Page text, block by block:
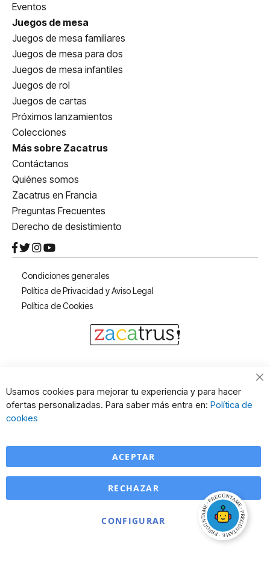
Eventos
Juegos de mesa
Juegos de mesa familiares
Juegos de mesa para dos
Juegos de mesa infantiles
Juegos de rol
Juegos de cartas
Próximos lanzamientos
Colecciones
Más sobre Zacatrus
Contáctanos
Quiénes somos
Zacatrus en Francia
Preguntas Frecuentes
Derecho de desistimiento
Condiciones generales
Política de Privacidad y Aviso Legal
Política de Cookies
Usamos cookies para mejorar tu experiencia y para hacer
ofertas personalizadas. Para saber más entra en: Política de
cookies
ACEPTAR
CONFIGURAR
RECHAZAR